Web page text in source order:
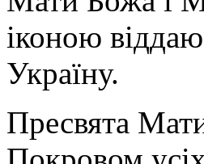
іконою
Україну.
Пресвята